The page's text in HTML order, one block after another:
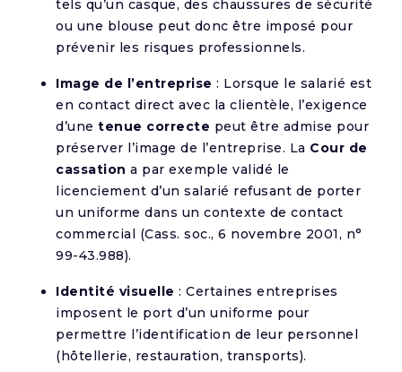
tels qu’un casque, des chaussures de sécurité
ou une blouse peut donc être imposé pour
prévenir les risques professionnels.
Image de l’entreprise : Lorsque le salarié est
en contact direct avec la clientèle, l’exigence
d’unetenue correcte peut être admise pour
préserver l’image de l’entreprise. La Cour de
cassation a par exemple validé le
licenciement d’un salarié refusant de porter
un uniforme dans un contexte de contact
commercial (Cass. soc., 6 novembre 2001, n°
99-43.988).
Identité visuelle : Certaines entreprises
imposent le port d’un uniforme pour
permettre l’identification de leur personnel
(hôtellerie, restauration, transports).